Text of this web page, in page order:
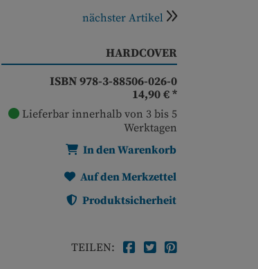
nächster Artikel
HARDCOVER
ISBN 978-3-88506-026-0
14,90 €*
Lieferbar innerhalb von 3 bis 5
Werktagen
In den Warenkorb
Auf den Merkzettel
Produktsicherheit
TEILEN: